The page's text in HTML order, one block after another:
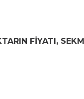
FİYATI,